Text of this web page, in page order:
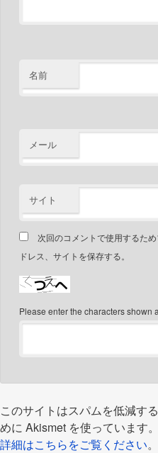
名前
メール
サイト
次回のコメントで使用するた
ドレス、サイトを保存する。
Please enter the characters shown
このサイトはスパムを低減す
めに Akismet を使っています。
詳細はこちらをご覧ください。